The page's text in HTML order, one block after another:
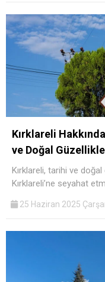
Kırklareli
ve Doğal
Kırklareli, tarihi ve
Kırklareli’ne seyahat
25 Haziran 2025